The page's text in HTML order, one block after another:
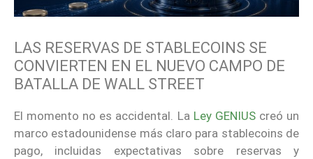
LAS RESERVAS DE STABLECOINS SE
CONVIERTEN EN EL NUEVO CAMPO DE
BATALLA DE WALL STREET
El momento no es accidental. La Ley GENIUScreó un
marco estadounidense más claro para stablecoins de
pago, incluidas expectativas sobre reservas y